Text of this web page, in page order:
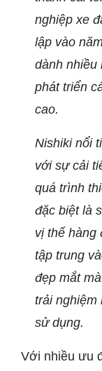
nghiệp xe
lập vào
dành nhiều
phát triển
cao.
Nishiki nổi
với sự cải
quá trình
đặc biệt là
vị thế hàng
tập trung
đẹp mắt
trải nghiệm
sử dụng.
Với nhiều ưu